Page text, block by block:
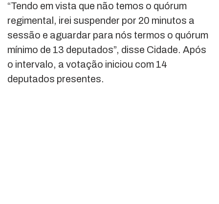
“Tendo em vista que não temos o quórum
regimental, irei suspender por 20 minutos a
sessão e aguardar para nós termos o quórum
mínimo de 13 deputados”, disse Cidade. Após
o intervalo, a votação iniciou com 14
deputados presentes.